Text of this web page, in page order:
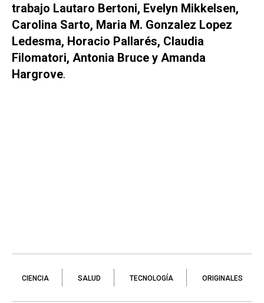
trabajo Lautaro Bertoni, Evelyn Mikkelsen,
Carolina Sarto, Maria M. Gonzalez Lopez
Ledesma, Horacio Pallarés, Claudia
Filomatori, Antonia Bruce y Amanda
Hargrove.
CIENCIA SALUD TECNOLOGÍA ORIGINALES